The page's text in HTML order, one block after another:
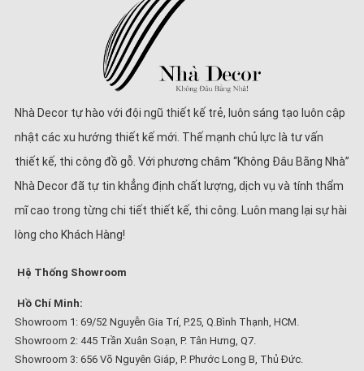
Nhà Decor tự hào với đội ngũ thiết kế trẻ, luôn sáng tạo luôn cập
nhật các xu hướng thiết kế mới. Thế mạnh chủ lực là tư vấn
thiết kế, thi công đồ gỗ. Với phương châm “Không Đâu Bằng Nhà”
Nhà Decor đã tự tin khẳng định chất lượng, dịch vụ và tính thẩm
mĩ cao trong từng chi tiết thiết kế, thi công. Luôn mang lại sự hài
lòng cho Khách Hàng!
Hệ Thống Showroom
Hồ Chí Minh:
Showroom 1: 69/52 Nguyễn Gia Trí, P.25, Q.Bình Thạnh, HCM.
Showroom 2: 445 Trần Xuân Soạn, P. Tân Hưng, Q7.
Showroom 3: 656 Võ Nguyên Giáp, P. Phước Long B, Thủ Đức.